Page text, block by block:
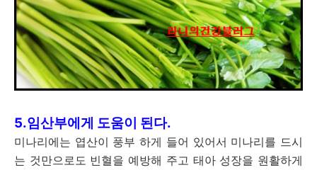
5.임산부에게 도움이 된다.
미나리에는 엽산이 풍부 하게 들어 있어서 미나리를 드시
는 것만으로도 빈혈을 예방해 주고 태아 성장을 원활하게